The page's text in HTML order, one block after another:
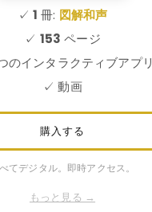
✓ 1 冊: 図解和声
✓ 153 ページ
のインタラクティブアプリ
✓ 動画
購入する
てデジタル。即時アクセス。
もっと見る →